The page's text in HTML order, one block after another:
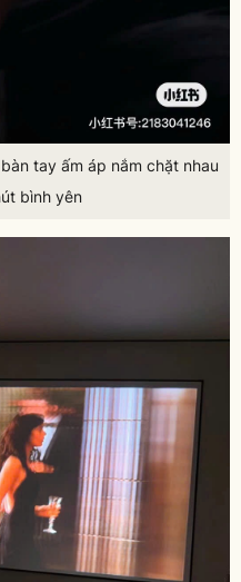
tay ấm áp nắm chặt nhau
bình yên